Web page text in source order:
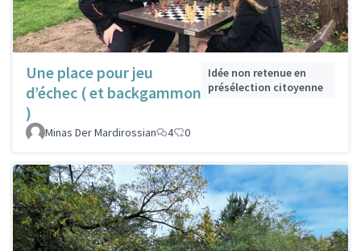
Une place pour jeu
d’échec ( et backgammon
)
Idée non retenue en
présélection citoyenne
Minas Der Mardirossian 4 0